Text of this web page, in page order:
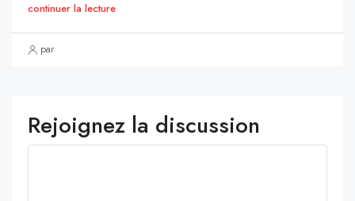
continuer la lecture
par
Rejoignez la discussion